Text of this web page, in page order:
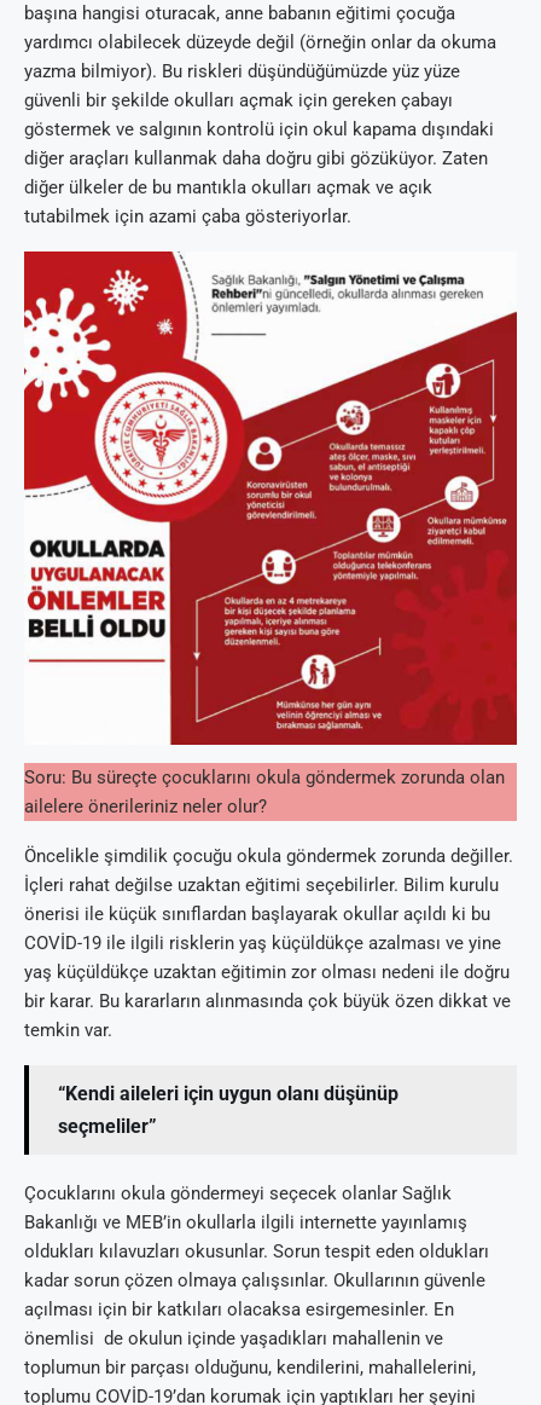
başına hangisi oturacak, anne babanın eğitimi çocuğa
yardımcı olabilecek düzeyde değil (örneğin onlar da okuma
yazma bilmiyor). Bu riskleri düşündüğümüzde yüz yüze
güvenli bir şekilde okulları açmak için gereken çabayı
göstermek ve salgının kontrolü için okul kapama dışındaki
diğer araçları kullanmak daha doğru gibi gözüküyor. Zaten
diğer ülkeler de bu mantıkla okulları açmak ve açık
tutabilmek için azami çaba gösteriyorlar.
Soru: Bu süreçte çocuklarını okula göndermek zorunda olan
ailelere önerileriniz neler olur?
Öncelikle şimdilik çocuğu okula göndermek zorunda değiller.
İçleri rahat değilse uzaktan eğitimi seçebilirler. Bilim kurulu
önerisi ile küçük sınıflardan başlayarak okullar açıldı ki bu
COVİD-19 ile ilgili risklerin yaş küçüldükçe azalması ve yine
yaş küçüldükçe uzaktan eğitimin zor olması nedeni ile doğru
bir karar. Bu kararların alınmasında çok büyük özen dikkat ve
temkin var.
“Kendi aileleri için uygun olanı düşünüp
seçmeliler”
Çocuklarını okula göndermeyi seçecek olanlar Sağlık
Bakanlığı ve MEB’in okullarla ilgili internette yayınlamış
oldukları kılavuzları okusunlar. Sorun tespit eden oldukları
kadar sorun çözen olmaya çalışsınlar. Okullarının güvenle
açılması için bir katkıları olacaksa esirgemesinler. En
önemlisi de okulun içinde yaşadıkları mahallenin ve
toplumun bir parçası olduğunu, kendilerini, mahallelerini,
toplumu COVİD-19’dan korumak için yaptıkları her şeyini